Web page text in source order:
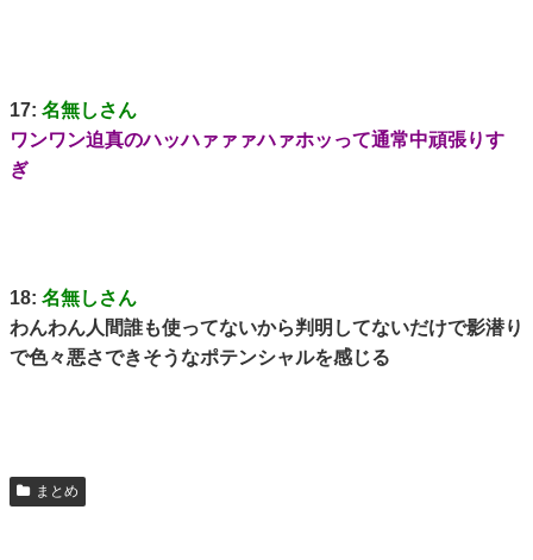
17: 名無しさん
ワンワン迫真のハッハァァァハァホッって通常中頑張りす
ぎ
18: 名無しさん
わんわん人間誰も使ってないから判明してないだけで影潜り
で色々悪さできそうなポテンシャルを感じる
まとめ